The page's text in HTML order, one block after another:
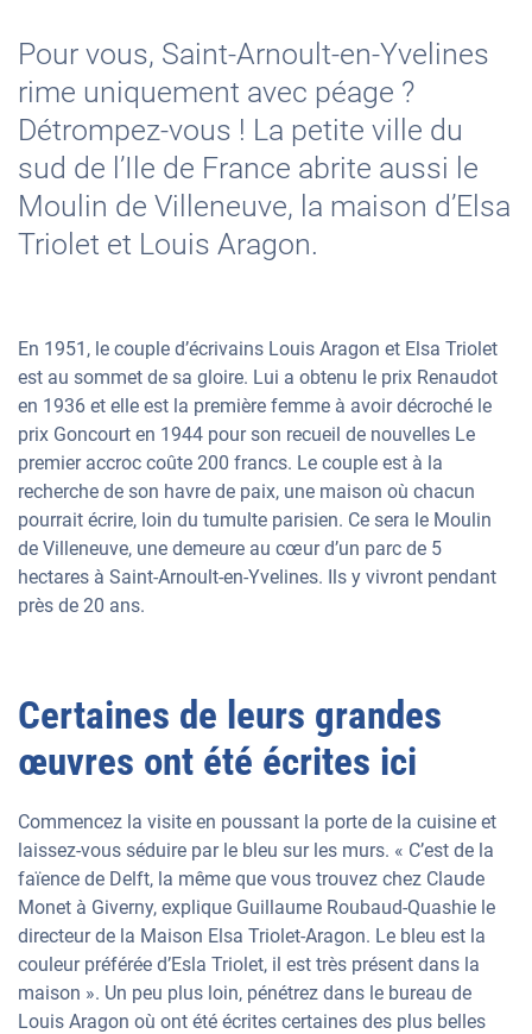
Pour vous, Saint-Arnoult-en-Yvelines
rime uniquement avec péage ?
Détrompez-vous ! La petite ville du
sud de l’Ile de France abrite aussi le
Moulin de Villeneuve, la maison d’Elsa
Triolet et Louis Aragon.
En 1951, le couple d’écrivains Louis Aragon et Elsa Triolet
est au sommet de sa gloire. Lui a obtenu le prix Renaudot
en 1936 et elle est la première femme à avoir décroché le
prix Goncourt en 1944 pour son recueil de nouvelles Le
premier accroc coûte 200 francs. Le couple est à la
recherche de son havre de paix, une maison où chacun
pourrait écrire, loin du tumulte parisien. Ce sera le Moulin
de Villeneuve, une demeure au cœur d’un parc de 5
hectares à Saint-Arnoult-en-Yvelines. Ils y vivront pendant
près de 20 ans.
Certaines de leurs grandes
œuvres ont été écrites ici
Commencez la visite en poussant la porte de la cuisine et
laissez-vous séduire par le bleu sur les murs. « C’est de la
faïence de Delft, la même que vous trouvez chez Claude
Monet à Giverny, explique Guillaume Roubaud-Quashie le
directeur de la Maison Elsa Triolet-Aragon. Le bleu est la
couleur préférée d’Esla Triolet, il est très présent dans la
maison ». Un peu plus loin, pénétrez dans le bureau de
Louis Aragon où ont été écrites certaines des plus belles